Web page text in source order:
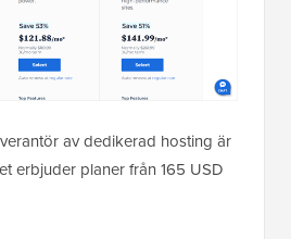
av dedikerad hosting är
erbjuder planer från 165 USD